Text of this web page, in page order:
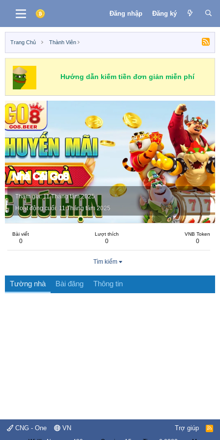
Đăng nhập Đăng ký
Trang Chủ Thành Viên
Hướng dẫn kiếm tiền đơn giản miễn phí
Nhà Cái Go8
Tham gia 11 Tháng tám 2025
Hoạt động cuối 11 Tháng tám 2025
Bài viết
0
Lượt thích
0
VNB Token
0
Tìm kiếm
Tường nhà Bài đăng Thông tin
CNG - One VN Trợ giúp
R